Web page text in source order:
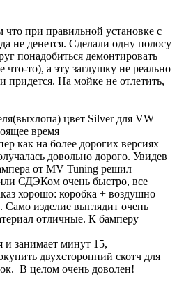
при правильной установке с
не денется. Сделали одну полосу
понадобиться демонтировать
что-то), а эту заглушку не реально
придется. На мойке не отлетить,
цвет Silver для VW
время
как на более дорогих версиях
довольно дорого. Увидев
от MV Tuning решил
СДЭКом очень быстро, все
хорошо: коробка + воздушно
Само изделие выглядит очень
отличные. К бамперу
и занимает минут 15,
двухсторонний скотч для
В целом очень доволен!